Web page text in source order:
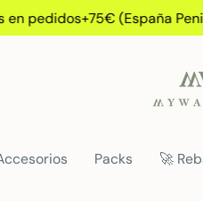
pedidos+75€ (España
Packs 🚀